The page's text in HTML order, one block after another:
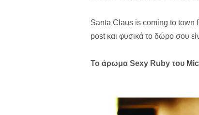
Santa Claus is coming to town
post και φυσικά το δώρο σου
Το άρωμα Sexy Ruby του